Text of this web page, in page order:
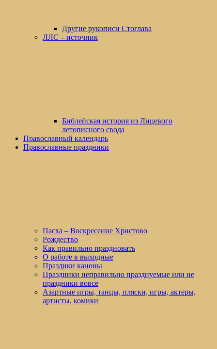
Другие рукописи Стоглава
ЛЛС – источник
Библейская история из Лицевого
летописного свода
Православный календарь
Православные праздники
Пасха – Воскресение Христово
Рождество
Как правильно праздновать
О работе в выходные
Праздики каноны
Праздники неправильно празднуемые или не
праздники вовсе
Азартные игры, танцы, пляски, игры, актеры,
артисты, комики